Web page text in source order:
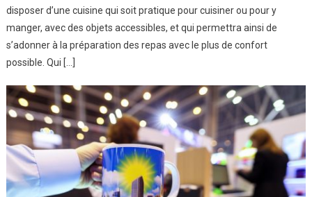
disposer d’une cuisine qui soit pratique pour cuisiner ou pour y
manger, avec des objets accessibles, et qui permettra ainsi de
s’adonner à la préparation des repas avec le plus de confort
possible. Qui […]